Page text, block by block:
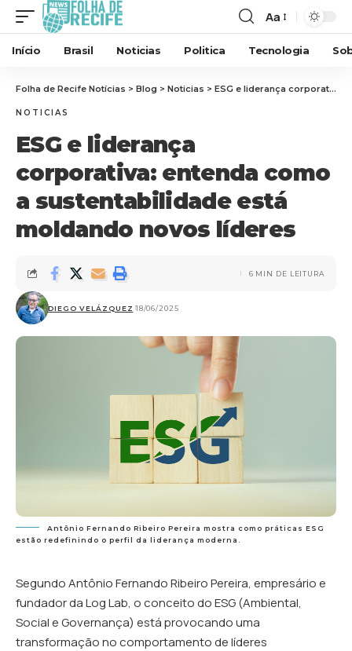
Aa
Início Brasil Noticias Politica Tecnologia
Folha de Recife Notícias > Blog > Noticias > ESG e liderança corporativa: entenda como a sustentabilidade está moldando novos líderes
NOTICIAS
ESG e liderança
corporativa: entenda como
a sustentabilidade está
moldando novos líderes
DIEGO VELÁZQUEZ 18/06/2025
6 MIN DE LEITURA
Antônio Fernando Ribeiro Pereira mostra como práticas ESG
estão redefinindo o perfil da liderança moderna.
Segundo Antônio Fernando Ribeiro Pereira, empresário e
fundador da Log Lab, o conceito do ESG (Ambiental,
Social e Governança) está provocando uma
transformação no comportamento de líderes